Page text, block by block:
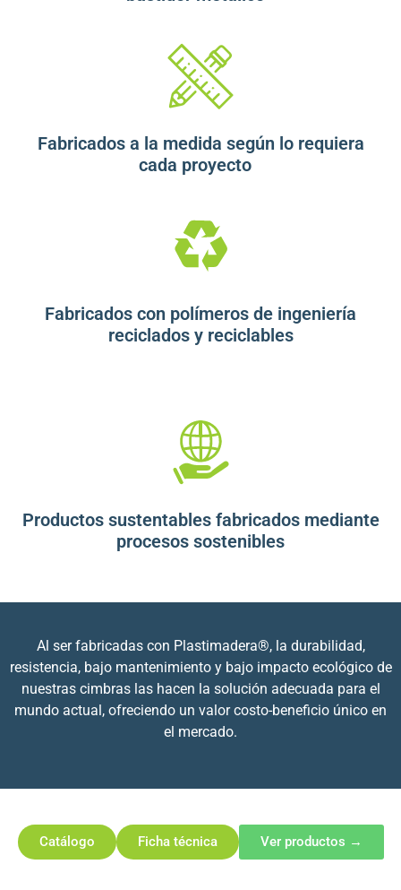
Fabricados a la medida según lo requiera
cada proyecto
Fabricados con polímeros de ingeniería
reciclados y reciclables
Productos sustentables fabricados mediante
procesos sostenibles
Al ser fabricadas con Plastimadera®, la durabilidad,
resistencia, bajo mantenimiento y bajo impacto ecológico de
nuestras cimbras las hacen la solución adecuada para el
mundo actual, ofreciendo un valor costo-beneficio único en
el mercado.
Catálogo Ficha técnica Ver productos →